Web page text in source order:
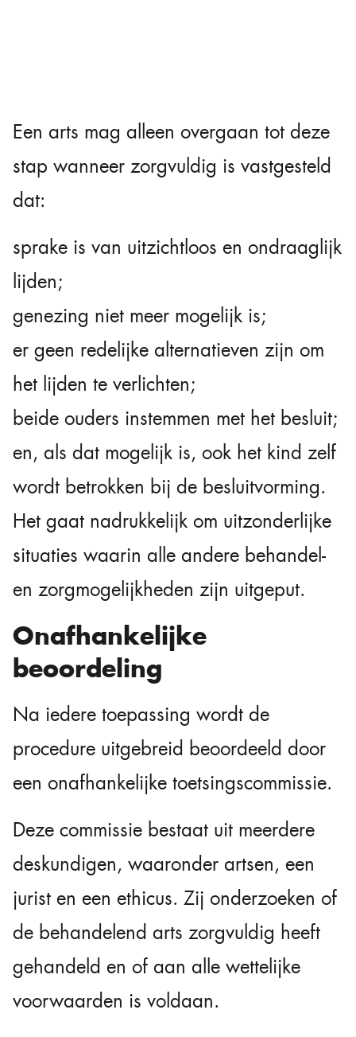
Een arts mag alleen overgaan tot deze
stap wanneer zorgvuldig is vastgesteld
dat:
sprake is van uitzichtloos en ondraaglijk
lijden;
genezing niet meer mogelijk is;
er geen redelijke alternatieven zijn om
het lijden te verlichten;
beide ouders instemmen met het besluit;
en, als dat mogelijk is, ook het kind zelf
wordt betrokken bij de besluitvorming.
Het gaat nadrukkelijk om uitzonderlijke
situaties waarin alle andere behandel-
en zorgmogelijkheden zijn uitgeput.
Onafhankelijke
beoordeling
Na iedere toepassing wordt de
procedure uitgebreid beoordeeld door
een onafhankelijke toetsingscommissie.
Deze commissie bestaat uit meerdere
deskundigen, waaronder artsen, een
jurist en een ethicus. Zij onderzoeken of
de behandelend arts zorgvuldig heeft
gehandeld en of aan alle wettelijke
voorwaarden is voldaan.